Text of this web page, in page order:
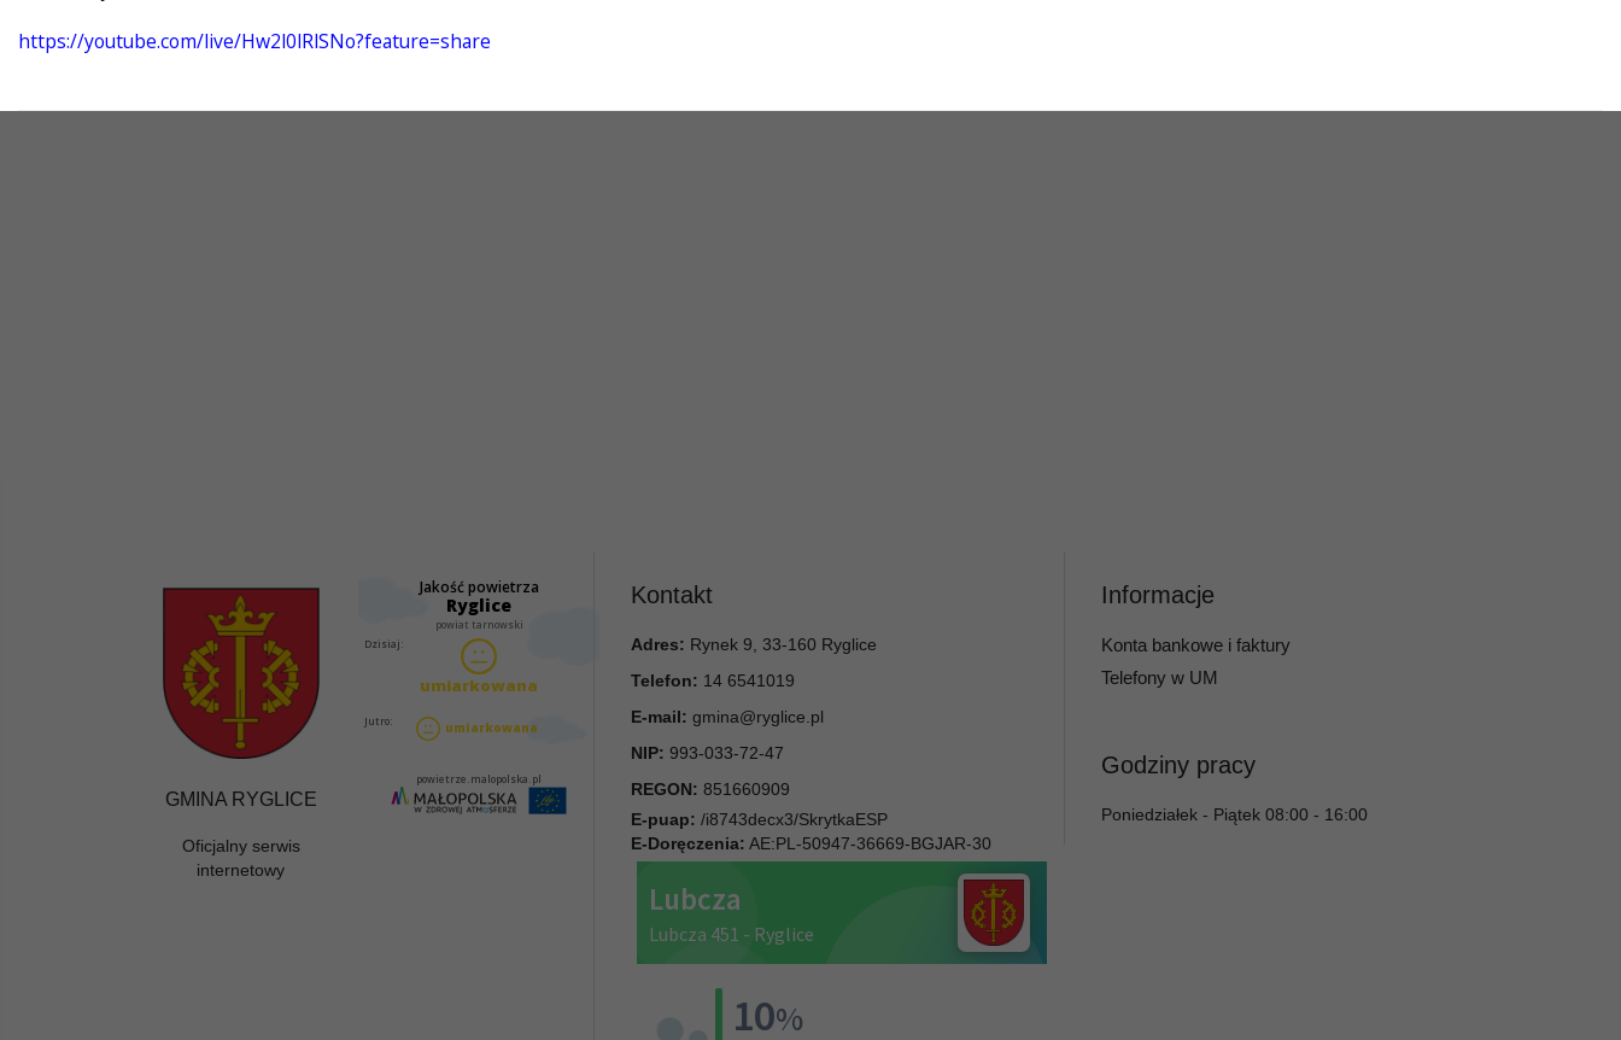
https://youtube.com/live/Hw2l0lRlSNo?feature=share
GMINA RYGLICE
Oficjalny serwis
internetowy
Kontakt
Adres: Rynek 9, 33-160 Ryglice
Telefon: 14 6541019
E-mail: gmina@ryglice.pl
NIP: 993-033-72-47
REGON: 851660909
E-puap: /i8743decx3/SkrytkaESP
E-Doręczenia: AE:PL-50947-36669-BGJAR-30
Informacje
Konta bankowe i faktury
Telefony w UM
Godziny pracy
Poniedziałek - Piątek 08:00 - 16:00